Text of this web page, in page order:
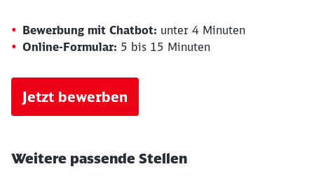
Bewerbung mit Chatbot: unter 4 Minuten
Online-Formular: 5 bis 15 Minuten
Jetzt bewerben
Weitere passende Stellen